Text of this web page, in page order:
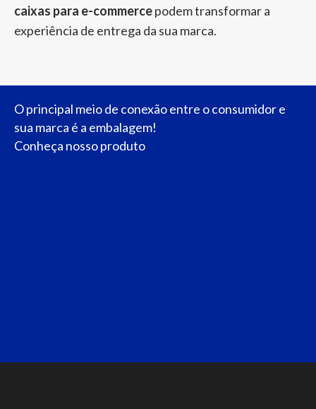
caixas para e-commercepodem transformar a
experiência de entrega da sua marca.
O principal meio de conexão entre o consumidor e
sua marca é a embalagem!
Conheça nosso produto